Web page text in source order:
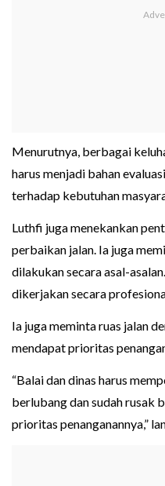
Menurutnya, berbagai
harus menjadi bahan
terhadap kebutuhan
Luthfi juga menekankan
perbaikan jalan. Ia juga
dilakukan secara asal-
dikerjakan secara
Ia juga meminta ruas jalan
mendapat prioritas
“Balai dan dinas harus
berlubang dan sudah rusak
prioritas penanganannya,”